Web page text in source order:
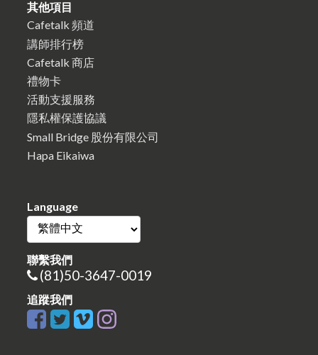
其他項目
Cafetalk 頻道
講師排行榜
Cafetalk 商店
禮物卡
活動支援服務
隱私權保護協議
Small Bridge 股份有限公司
Hapa Eikaiwa
Language
聯繫我們
(81)50-3647-0019
追蹤我們